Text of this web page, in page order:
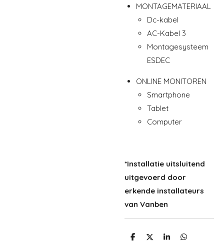
MONTAGEMATERIAAL
Dc-kabel
AC-Kabel 3
Montagesysteem
ESDEC
ONLINE MONITOREN
Smartphone
Tablet
Computer
*Installatie uitsluitend
uitgevoerd door
erkende installateurs
van Vanben
D
D
S
D